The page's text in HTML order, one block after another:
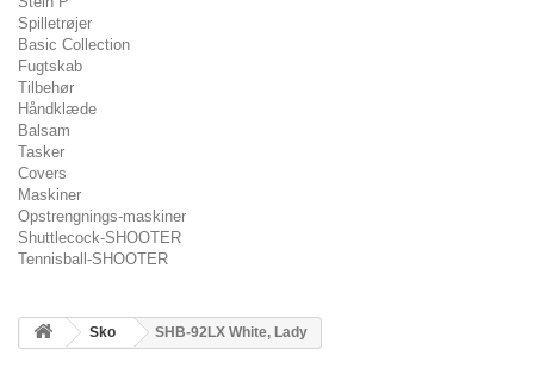
Spilletrøjer
Basic Collection
Fugtskab
Tilbehør
Håndklæde
Balsam
Tasker
Covers
Maskiner
Opstrengnings-maskiner
Shuttlecock-SHOOTER
Tennisball-SHOOTER
Sko SHB-92LX White, Lady